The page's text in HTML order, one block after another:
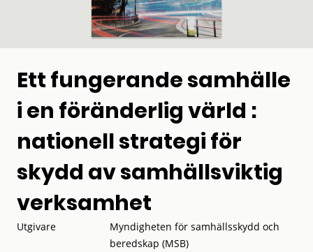
Ett fungerande samhälle
i en föränderlig värld :
nationell strategi för
skydd av samhällsviktig
verksamhet
Utgivare
Myndigheten för samhällsskydd och
beredskap (MSB)